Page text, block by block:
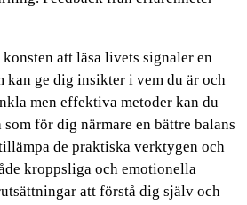
att läsa livets signaler en
kan ge dig insikter i vem du är och
men effektiva metoder kan du
för dig närmare en bättre balans
de praktiska verktygen och
kroppsliga och emotionella
att förstå dig själv och